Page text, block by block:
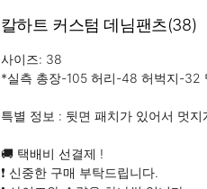
칼하트 커스텀 데님팬츠(38)
사이즈: 38
*실측 총장-105 허리-48 허벅지-32
특별 정보 : 뒷면 패치가 있어서 멋지
🚚 택배비 선결제 !
❗ 신중한 구매 부탁드립니다.